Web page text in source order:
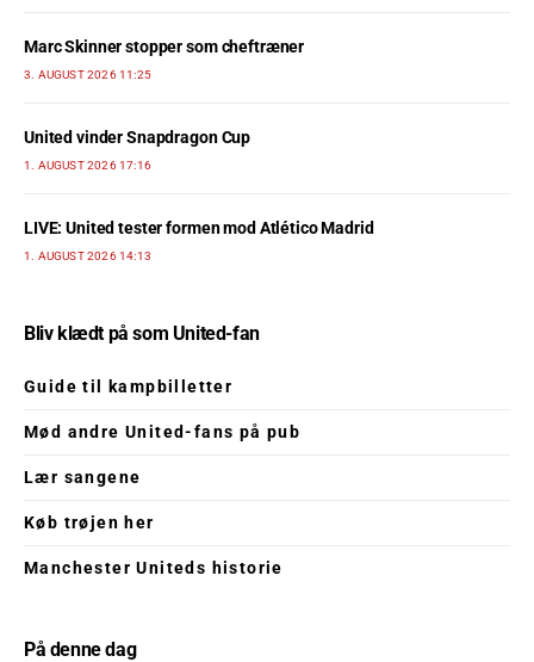
Marc Skinner stopper som cheftræner
3. AUGUST 2026 11:25
United vinder Snapdragon Cup
1. AUGUST 2026 17:16
LIVE: United tester formen mod Atlético Madrid
1. AUGUST 2026 14:13
Bliv klædt på som United-fan
Guide til kampbilletter
Mød andre United-fans på pub
Lær sangene
Køb trøjen her
Manchester Uniteds historie
På denne dag